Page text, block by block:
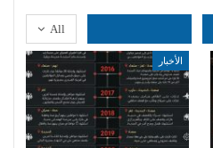
All
الأخبار